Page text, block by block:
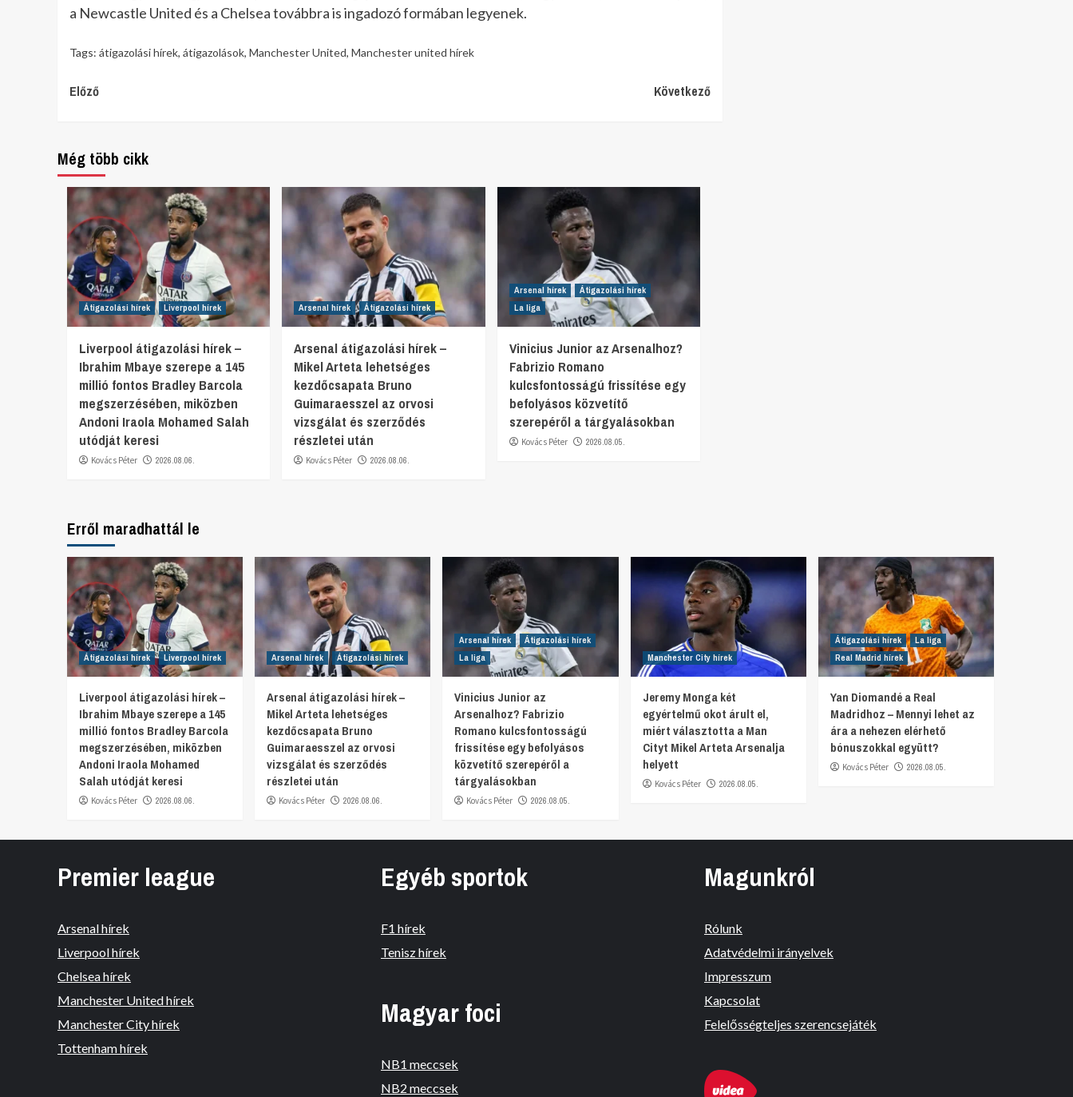
a Newcastle United és a Chelsea továbbra is ingadozó formában legyenek.
Tags: átigazolási hírek, átigazolások, Manchester United, Manchester united hírek
Continue
Előző Következő
Még több cikk
Átigazolási hírek Liverpool hírek
Liverpool átigazolási hírek –
Ibrahim Mbaye szerepe a 145
millió fontos Bradley Barcola
megszerzésében, miközben
Andoni Iraola Mohamed Salah
utódját keresi
Kovács Péter 2026.08.06.
Arsenal hírek Átigazolási hírek
Arsenal átigazolási hírek –
Mikel Arteta lehetséges
kezdőcsapata Bruno
Guimaraesszel az orvosi
vizsgálat és szerződés
részletei után
Kovács Péter 2026.08.06.
Arsenal hírek
Átigazolási hírek
La liga
Vinicius Junior az Arsenalhoz?
Fabrizio Romano
kulcsfontosságú frissítése egy
befolyásos közvetítő
szerepéről a tárgyalásokban
Kovács Péter 2026.08.05.
Erről maradhattál le
Átigazolási hírek Liverpool hírek
Liverpool átigazolási hírek –
Ibrahim Mbaye szerepe a 145
millió fontos Bradley Barcola
megszerzésében, miközben
Andoni Iraola Mohamed
Salah utódját keresi
Kovács Péter 2026.08.06.
Arsenal hírek Átigazolási hírek
Arsenal átigazolási hírek –
Mikel Arteta lehetséges
kezdőcsapata Bruno
Guimaraesszel az orvosi
vizsgálat és szerződés
részletei után
Kovács Péter 2026.08.06.
Arsenal hírek
Átigazolási hírek
La liga
Vinicius Junior az
Arsenalhoz? Fabrizio
Romano kulcsfontosságú
frissítése egy befolyásos
közvetítő szerepéről a
tárgyalásokban
Kovács Péter 2026.08.05.
Manchester City hírek
Jeremy Monga két
egyértelmű okot árult el,
miért választotta a Man
Cityt Mikel Arteta Arsenalja
helyett
Kovács Péter 2026.08.05.
Átigazolási hírek
La liga
Real Madrid hírek
Yan Diomandé a Real
Madridhoz – Mennyi lehet az
ára a nehezen elérhető
bónuszokkal együtt?
Kovács Péter 2026.08.05.
Premier league
Arsenal hírek
Liverpool hírek
Chelsea hírek
Manchester United hírek
Manchester City hírek
Tottenham hírek
Egyéb sportok
F1 hírek
Tenisz hírek
Magyar foci
NB1 meccsek
NB2 meccsek
Magunkról
Rólunk
Adatvédelmi irányelvek
Impresszum
Kapcsolat
Felelősségteljes szerencsejáték